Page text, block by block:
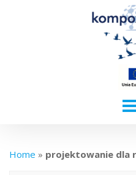
Home » projektowanie dla